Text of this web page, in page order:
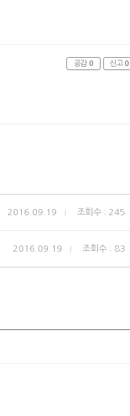
공감 0 신고 0
2016.09.19 조회수 : 245
2016.09.19 조회수 : 83